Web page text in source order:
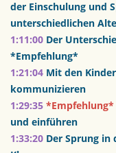
der Einschulung und
unterschiedlichen
1:11:00 Der
*Empfehlung*
1:21:04 Mit den
kommunizieren
1:29:35 *Empfehlung*
und einführen
1:33:20 Der Sprung in